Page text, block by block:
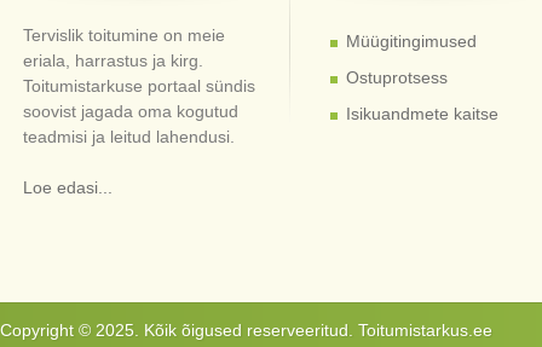
Tervislik toitumine on meie
eriala, harrastus ja kirg.
Toitumistarkuse portaal sündis
soovist jagada oma kogutud
teadmisi ja leitud lahendusi.
Loe edasi...
Müügitingimused
Ostuprotsess
Isikuandmete kaitse
Copyright © 2025. Kõik õigused reserveeritud. Toitumistarkus.ee